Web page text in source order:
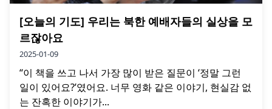
[오늘의 기도] 우리는 북한 예배자들의 실상을 모
르잖아요
2025-01-09
“이 책을 쓰고 나서 가장 많이 받은 질문이 ‘정말 그런
일이 있어요?’였어요. 너무 영화 같은 이야기, 현실감 없
는 잔혹한 이야기가...